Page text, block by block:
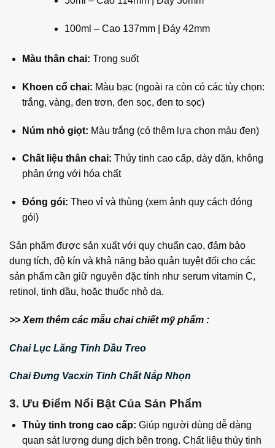
100ml – Cao 137mm | Đáy 42mm
Màu thân chai: Trong suốt
Khoen cổ chai: Màu bạc (ngoài ra còn có các tùy chọn:
trắng, vàng, đen trơn, đen sọc, đen to sọc)
Núm nhỏ giọt: Màu trắng (có thêm lựa chọn màu đen)
Chất liệu thân chai: Thủy tinh cao cấp, dày dặn, không
phản ứng với hóa chất
Đóng gói: Theo vỉ và thùng (xem ảnh quy cách đóng
gói)
Sản phẩm được sản xuất với quy chuẩn cao, đảm bảo
dung tích, độ kín và khả năng bảo quản tuyệt đối cho các
sản phẩm cần giữ nguyên đặc tính như serum vitamin C,
retinol, tinh dầu, hoặc thuốc nhỏ da.
>> Xem thêm các mẫu chai chiết mỹ phẩm :
Chai Lục Lăng Tinh Dầu Treo
Chai Đưng Vacxin Tinh Chất Nắp Nhọn
3. Ưu Điểm Nổi Bật Của Sản Phẩm
Thủy tinh trong cao cấp: Giúp người dùng dễ dàng
quan sát lượng dung dịch bên trong. Chất liệu thủy tinh